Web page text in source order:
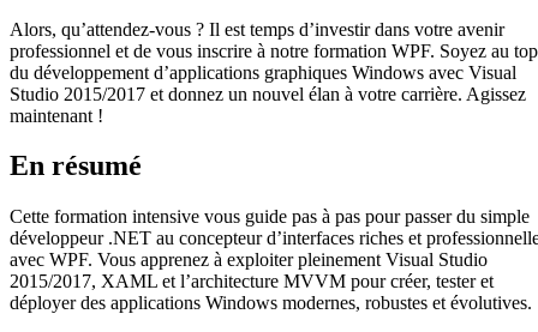
Alors, qu’attendez-vous ? Il est temps d’investir dans votre avenir
professionnel et de vous inscrire à notre formation WPF. Soyez au top
du développement d’applications graphiques Windows avec Visual
Studio 2015/2017 et donnez un nouvel élan à votre carrière. Agissez
maintenant !
En résumé
Cette formation intensive vous guide pas à pas pour passer du simple
développeur .NET au concepteur d’interfaces riches et
avec WPF. Vous apprenez à exploiter pleinement Visual Studio
2015/2017, XAML et l’architecture MVVM pour créer, tester et
déployer des applications Windows modernes, robustes et évolutives.